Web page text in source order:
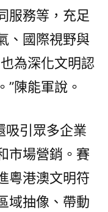
服務等，充足
、國際視野與
為深化文明認
”陳能軍說。
吸引眾多企業
市場營銷。賽
粵港澳文明符
域抽像、帶動